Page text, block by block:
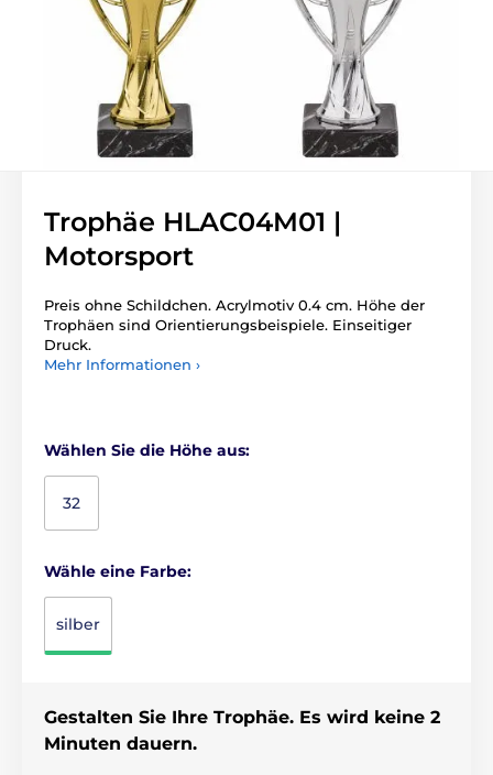
Trophäe HLAC04M01 |
Motorsport
Preis ohne Schildchen. Acrylmotiv 0.4 cm. Höhe der
Trophäen sind Orientierungsbeispiele. Einseitiger
Druck.
Mehr Informationen ›
Wählen Sie die Höhe aus:
32
Wähle eine Farbe:
silber
Gestalten Sie Ihre Trophäe. Es wird keine 2
Minuten dauern.